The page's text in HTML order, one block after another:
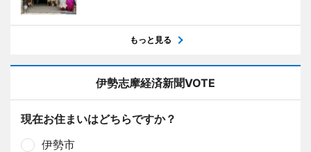
もっと見る
伊勢志摩経済新聞VOTE
現在お住まいはどちらですか？
伊勢市